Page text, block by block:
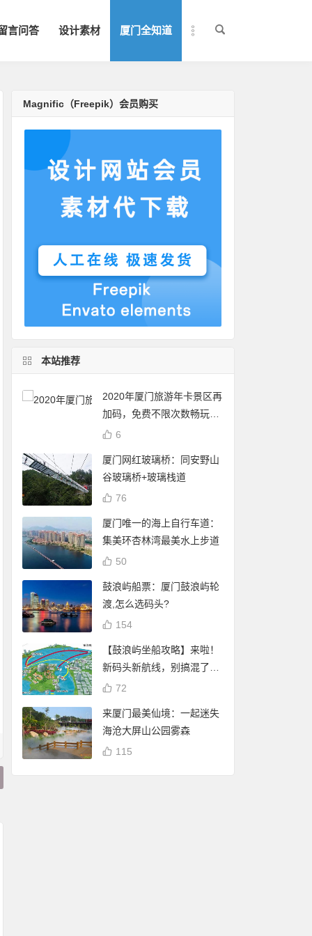
言问答 设计素材 厦门全知道
Magnific（Freepik）会员购买
本站推荐
2020年厦门旅游年卡景区再
加码，免费不限次数畅玩24
个景点
6
厦门网红玻璃桥：同安野山
谷玻璃桥+玻璃栈道
76
厦门唯一的海上自行车道：
集美环杏林湾最美水上步道
50
鼓浪屿船票：厦门鼓浪屿轮
渡,怎么选码头?
154
【鼓浪屿坐船攻略】来啦！
新码头新航线，别搞混了
哦！72
来厦门最美仙境：一起迷失
海沧大屏山公园雾森
115